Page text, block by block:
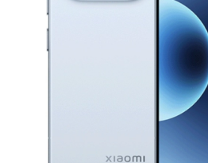
Самовывоз